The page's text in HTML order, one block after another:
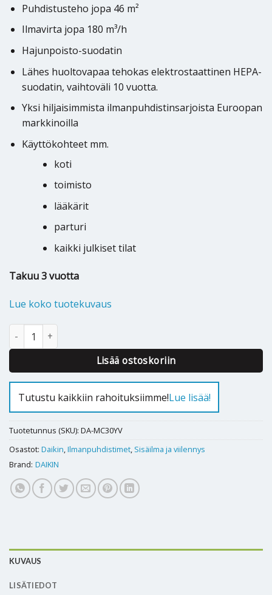
Puhdistusteho jopa 46 m²
Ilmavirta jopa 180 m³/h
Hajunpoisto-suodatin
Lähes huoltovapaa tehokas elektrostaattinen HEPA-
suodatin, vaihtoväli 10 vuotta.
Yksi hiljaisimmista ilmanpuhdistinsarjoista Euroopan
markkinoilla
Käyttökohteet mm.
koti
toimisto
lääkärit
parturi
kaikki julkiset tilat
Takuu 3 vuotta
Lue koko tuotekuvaus
Ilmanpuhdistin Daikin MC30YV määrä
Lisää ostoskoriin
Alternative:
Tutustu kaikkiin rahoituksiimme!Lue lisää!
Tuotetunnus (SKU): DA-MC30YV
Osastot: Daikin,Ilmanpuhdistimet, Sisäilma ja viilennys
Brand: DAIKIN
KUVAUS
LISÄTIEDOT